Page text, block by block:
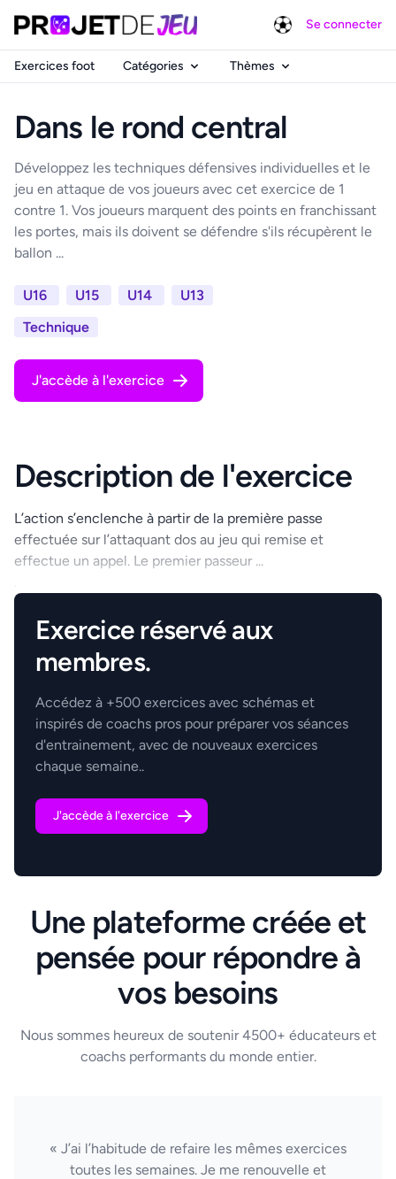
Se connecter
Exercices foot Catégories Thèmes
Dans le rond central
Développez les techniques défensives individuelles et le
jeu en attaque de vos joueurs avec cet exercice de 1
contre 1. Vos joueurs marquent des points en franchissant
les portes, mais ils doivent se défendre s'ils récupèrent le
ballon ...
U16 U15 U14
U13
Technique
J'accède à l'exercice
Description de l'exercice
L’action s’enclenche à partir de la première passe
effectuée sur l’attaquant dos au jeu qui remise et
effectue un appel. Le premier passeur ...
Exercice réservé aux
membres.
Accédez à +500 exercices avec schémas et
inspirés de coachs pros pour préparer vos séances
d'entrainement, avec de nouveaux exercices
chaque semaine..
J'accède à l'exercice
Une plateforme créée et
pensée pour répondre à
vos besoins
Nous sommes heureux de soutenir 4500+ éducateurs et
coachs performants du monde entier.
« J’ai l’habitude de refaire les mêmes exercices
toutes les semaines. Je me renouvelle et